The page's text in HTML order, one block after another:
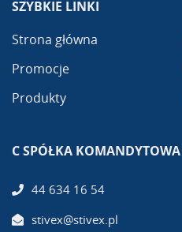
SZYBKIE LINKI
Strona główna
Promocje
Produkty
C SPÓŁKA KOMANDYTOWA
44 634 16 54
stivex@stivex.pl